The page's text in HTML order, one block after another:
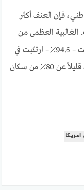
فإن العنف أكثر
الغالبية العظمى من
جرائم العنف في ولاية كونيتيكت – 94.6٪ – ارتكبت في
مناطق حضرية. يعيش ما يزيد قليلاً عن 80٪ من سكان